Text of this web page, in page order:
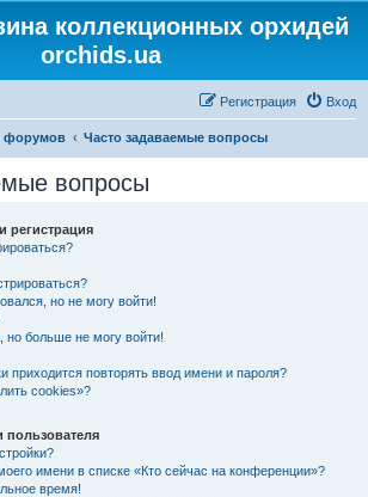
коллекционных орхидей
orchids.ua
Вход
Регистрация
форумов Часто задаваемые вопросы
вопросы
регистрация
но не могу войти!
но больше не могу войти!
приходится повторять ввод имени и пароля?
cookies»?
пользователя
имени в списке «Кто сейчас на конференции»?
время!